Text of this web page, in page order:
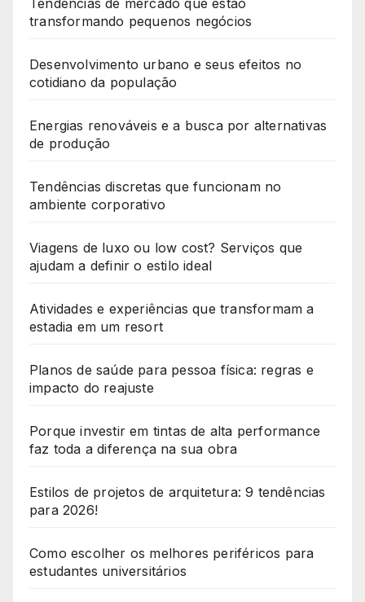
Tendências de mercado que estão
transformando pequenos negócios
Desenvolvimento urbano e seus efeitos no
cotidiano da população
Energias renováveis e a busca por alternativas
de produção
Tendências discretas que funcionam no
ambiente corporativo
Viagens de luxo ou low cost? Serviços que
ajudam a definir o estilo ideal
Atividades e experiências que transformam a
estadia em um resort
Planos de saúde para pessoa física: regras e
impacto do reajuste
Porque investir em tintas de alta performance
faz toda a diferença na sua obra
Estilos de projetos de arquitetura: 9 tendências
para 2026!
Como escolher os melhores periféricos para
estudantes universitários